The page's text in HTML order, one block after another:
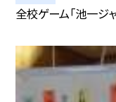
全校ゲーム「池一ジ